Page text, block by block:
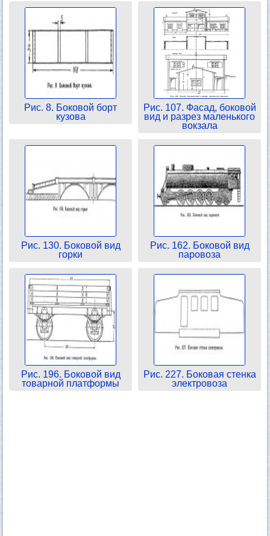
Рис. 8. Боковой борт
кузова
Рис. 107. Фасад, боковой
вид и разрез маленького
вокзала
Рис. 130. Боковой вид
горки
Рис. 162. Боковой вид
паровоза
Рис. 196. Боковой вид
товарной платформы
Рис. 227. Боковая стенка
электровоза